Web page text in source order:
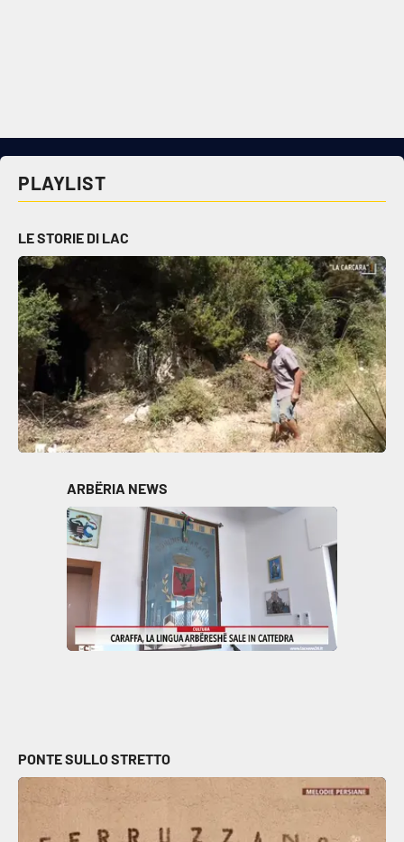
Società
Sport
RUBRICHE
Good Morning Vietnam
Parchi Marini Calabria
Leggendo Alvaro insieme
Imprese Di Calabria
Le perfidie di Antonella Grippo
Venti di comunicazione
LaC Network
PLAYLIST
LE STORIE DI LAC
ARBËRIA NEWS
PONTE SULLO STRETTO